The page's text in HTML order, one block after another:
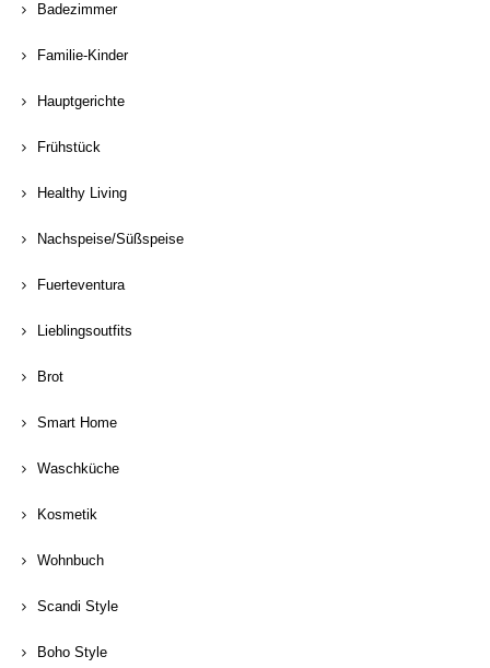
Badezimmer
Familie-Kinder
Hauptgerichte
Frühstück
Healthy Living
Nachspeise/Süßspeise
Fuerteventura
Lieblingsoutfits
Brot
Smart Home
Waschküche
Kosmetik
Wohnbuch
Scandi Style
Boho Style